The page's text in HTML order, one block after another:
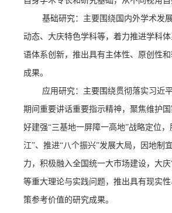
基础研究：主要围绕国内外学术发
动态、大庆特色学科等，着力推进学科
语体系创新，推出具有主体性、原创性
成果。
应用研究：主要围绕贯彻落实习近
期间重要讲话重要指示精神，聚焦维护
好建强“三基地一屏障一高地”战略定位
江”、推进“八个振兴”发展大局，因地制
力，积极融入全国统一大市场建设，大
等重大理论与实践问题，推出具有现实
策参考价值的研究成果。